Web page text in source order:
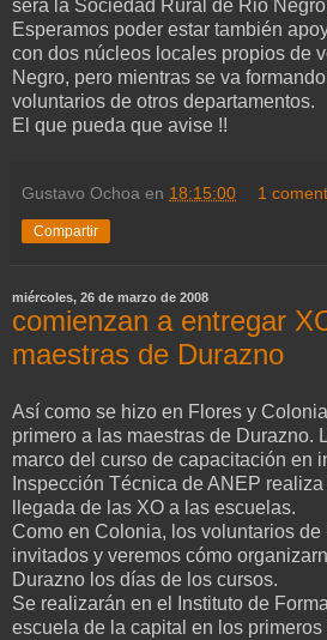
será la Sociedad Rural de Rio
Esperamos poder estar también
con dos núcleos locales propios de
Negro, pero mientras se va
voluntarios de otros departamentos.
El que pueda que avise !!
Gustavo Ochoa en 18:15:00 1
Compartir
miércoles, 26 de marzo de 2008
comienzan a entregar
maestras de Durazno
Así como se hizo en Flores y
primero a las maestras de Durazno.
marco del curso de capacitación en
Inspección Técnica de ANEP
llegada de las XO a las escuelas.
Como en Colonia, los voluntarios
invitados y veremos cómo
Durazno los días de los cursos.
Se realizarán en el Instituto de
escuela de la capital en los